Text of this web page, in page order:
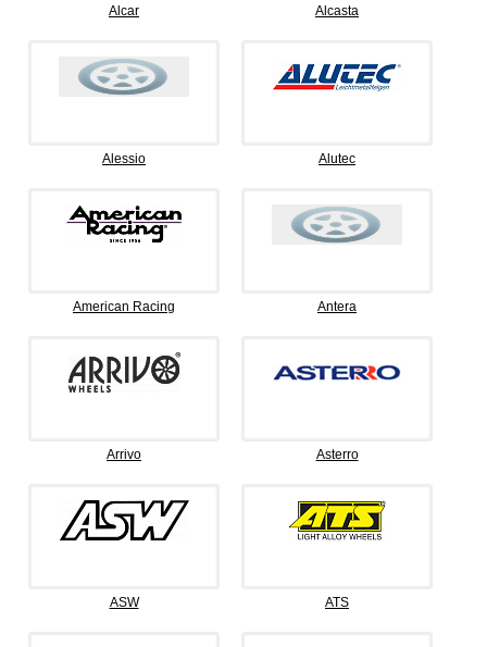
Alcar Alcasta
Alessio Alutec
American Racing Antera
Arrivo Asterro
ASW ATS